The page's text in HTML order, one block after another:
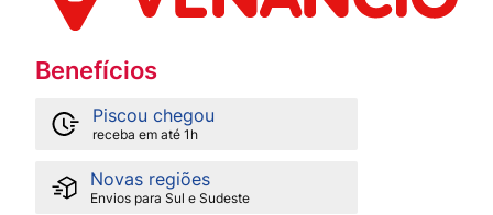
Benefícios
Piscou chegou
receba em até 1h
Novas regiões
Envios para Sul e Sudeste